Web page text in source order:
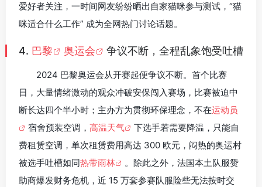
爱好者关注，一时间网友纷纷晒出自家猫咪参与测试，“猫
咪适合什么工作” 成为全网热门讨论话题。
4. 巴黎 奥运会 争议不断，全程乱象饱受吐槽
2024 巴黎奥运会从开赛起便争议不断。首个比赛
日，大量情绪激动的观众冲破安保闯入赛场，比赛被迫中
断长达四个半小时；主办方为贯彻环保理念，不在运动员
宿舍预装空调， 高温天气
下选手若需要降温，只能自
费租赁空调，单次租赁费用高达 300 欧元，闷热的奥运村
被选手吐槽如同热带雨林
。除此之外，法国本土队服赞
助商爆发财务危机，近 15 万套参赛队服险些无法按时交